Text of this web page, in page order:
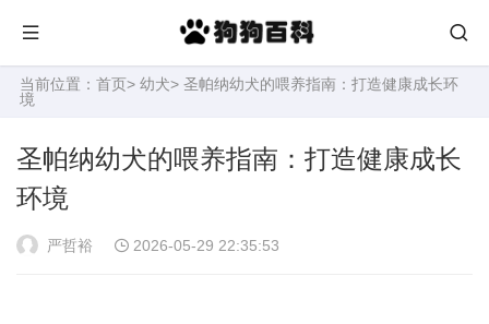
当前位置： 首页> 幼犬> 圣帕纳幼犬的喂养指南：打造健康成长环
境
圣帕纳幼犬的喂养指南：打造健康成长
环境
严哲裕 2026-05-29 22:35:53